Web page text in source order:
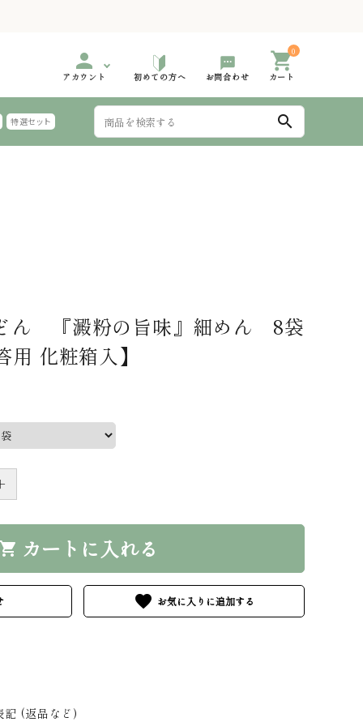
person
アカウント 初めての方へ お問合わせ
0
shopping_cart
カート
特選セット search
ん 『澱粉の旨味』細めん 8袋
化粧箱入】
shopping_cart カートに入れる
favorite
記 (返品など)